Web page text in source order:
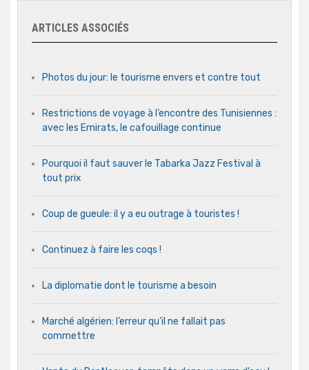
ARTICLES ASSOCIÉS
Photos du jour: le tourisme envers et contre tout
Restrictions de voyage à l’encontre des Tunisiennes :
avec les Emirats, le cafouillage continue
Pourquoi il faut sauver le Tabarka Jazz Festival à
tout prix
Coup de gueule: il y a eu outrage à touristes !
Continuez à faire les coqs !
La diplomatie dont le tourisme a besoin
Marché algérien: l’erreur qu’il ne fallait pas
commettre